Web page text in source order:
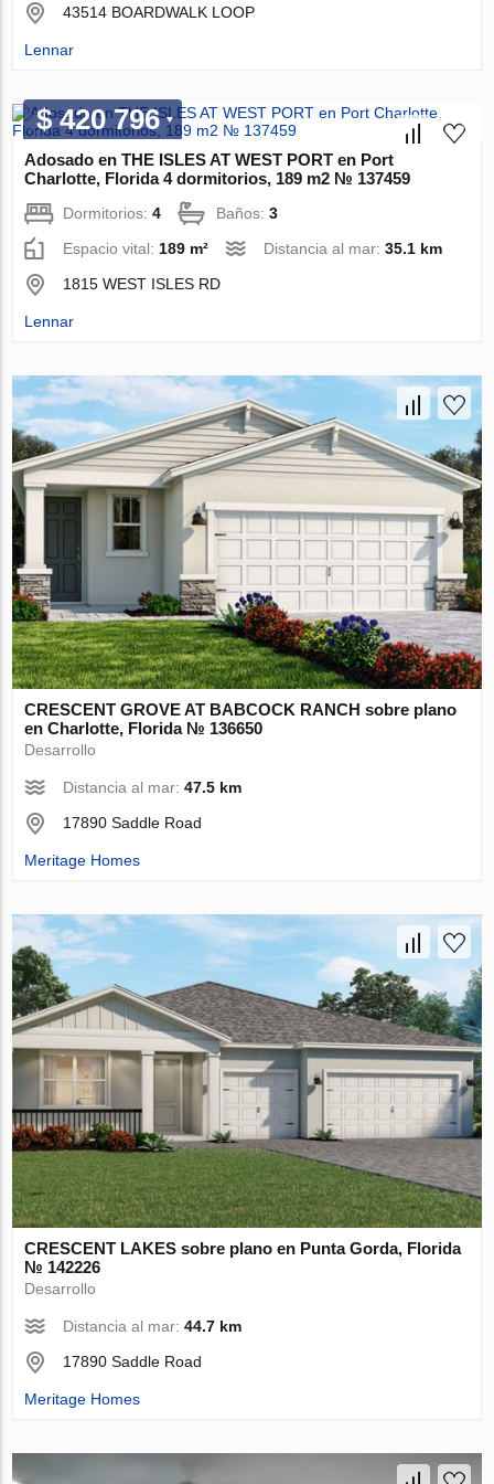
43514 BOARDWALK LOOP
Lennar
$ 420 796
Adosado en THE ISLES AT WEST PORT en Port
Charlotte, Florida 4 dormitorios, 189 m2 № 137459
Dormitorios:4 Baños:3
Espacio vital:189 m² Distancia al mar:35.1 km
1815 WEST ISLES RD
Lennar
CRESCENT GROVE AT BABCOCK RANCH sobre plano
en Charlotte, Florida № 136650
Desarrollo
Distancia al mar:47.5 km
17890 Saddle Road
Meritage Homes
CRESCENT LAKES sobre plano en Punta Gorda, Florida
№ 142226
Desarrollo
Distancia al mar:44.7 km
17890 Saddle Road
Meritage Homes